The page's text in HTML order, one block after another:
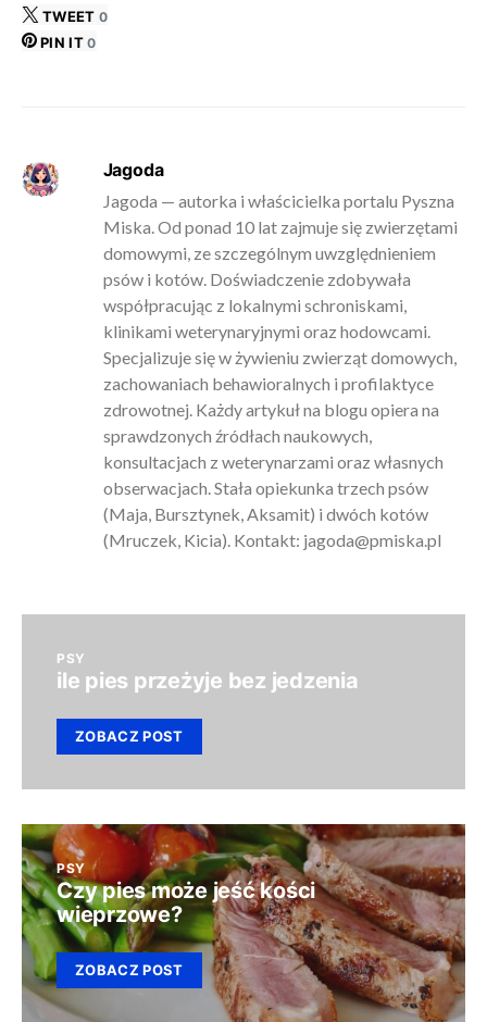
TWEET 0
PIN IT 0
Jagoda
Jagoda — autorka i właścicielka portalu Pyszna
Miska. Od ponad 10 lat zajmuje się zwierzętami
domowymi, ze szczególnym uwzględnieniem
psów i kotów. Doświadczenie zdobywała
współpracując z lokalnymi schroniskami,
klinikami weterynaryjnymi oraz hodowcami.
Specjalizuje się w żywieniu zwierząt domowych,
zachowaniach behawioralnych i profilaktyce
zdrowotnej. Każdy artykuł na blogu opiera na
sprawdzonych źródłach naukowych,
konsultacjach z weterynarzami oraz własnych
obserwacjach. Stała opiekunka trzech psów
(Maja, Bursztynek, Aksamit) i dwóch kotów
(Mruczek, Kicia). Kontakt: jagoda@pmiska.pl
PSY
ile pies przeżyje bez jedzenia
ZOBACZ POST
PSY
Czy pies może jeść kości
wieprzowe?
ZOBACZ POST